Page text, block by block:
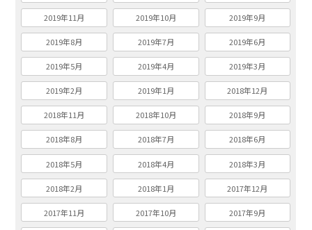
2019年11月 2019年10月 2019年9月
2019年8月 2019年7月 2019年6月
2019年5月 2019年4月 2019年3月
2019年2月 2019年1月 2018年12月
2018年11月 2018年10月 2018年9月
2018年8月 2018年7月 2018年6月
2018年5月 2018年4月 2018年3月
2018年2月 2018年1月 2017年12月
2017年11月 2017年10月 2017年9月